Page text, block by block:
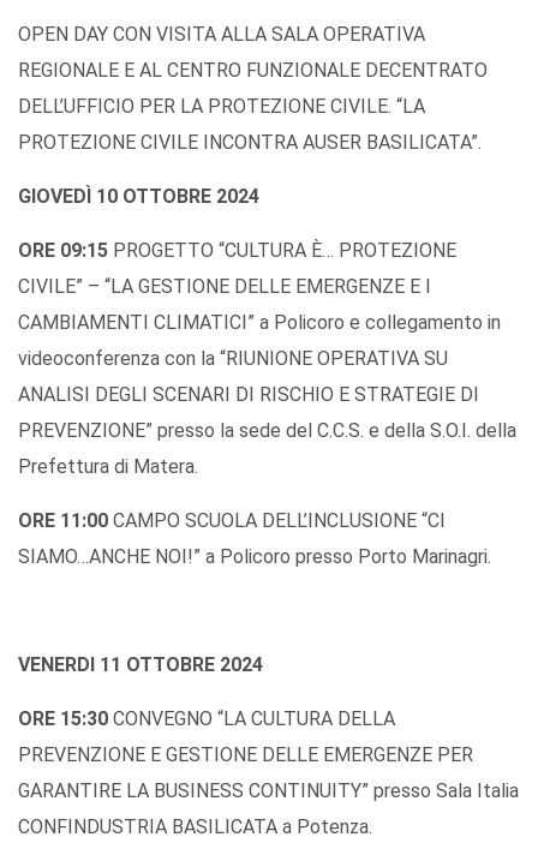
OPEN DAY CON VISITA ALLA SALA OPERATIVA
REGIONALE E AL CENTRO FUNZIONALE DECENTRATO
DELL’UFFICIO PER LA PROTEZIONE CIVILE. “LA
PROTEZIONE CIVILE INCONTRA AUSER BASILICATA”.
GIOVEDÌ 10 OTTOBRE 2024
ORE 09:15 PROGETTO “CULTURA È… PROTEZIONE
CIVILE” – “LA GESTIONE DELLE EMERGENZE E I
CAMBIAMENTI CLIMATICI” a Policoro e collegamento in
videoconferenza con la “RIUNIONE OPERATIVA SU
ANALISI DEGLI SCENARI DI RISCHIO E STRATEGIE DI
PREVENZIONE” presso la sede del C.C.S. e della S.O.I. della
Prefettura di Matera.
ORE 11:00 CAMPO SCUOLA DELL’INCLUSIONE “CI
SIAMO…ANCHE NOI!” a Policoro presso Porto Marinagri.
VENERDI 11 OTTOBRE 2024
ORE 15:30 CONVEGNO “LA CULTURA DELLA
PREVENZIONE E GESTIONE DELLE EMERGENZE PER
GARANTIRE LA BUSINESS CONTINUITY” presso Sala Italia
CONFINDUSTRIA BASILICATA a Potenza.